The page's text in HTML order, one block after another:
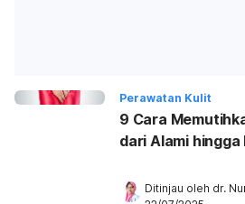
Perawatan Kulit
9 Cara
dari Alami hingga
Ditinjau oleh dr.